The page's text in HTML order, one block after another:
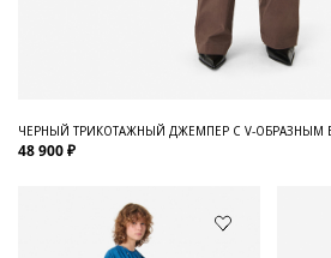
ЧЕРНЫЙ ТРИКОТАЖНЫЙ ДЖЕМПЕР С V-ОБРАЗНЫМ
48 900 ₽